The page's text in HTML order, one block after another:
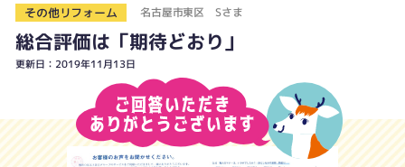
その他リフォーム 名古屋市東区 Sさま
総合評価は「期待どおり」
更新日：2019年11月13日